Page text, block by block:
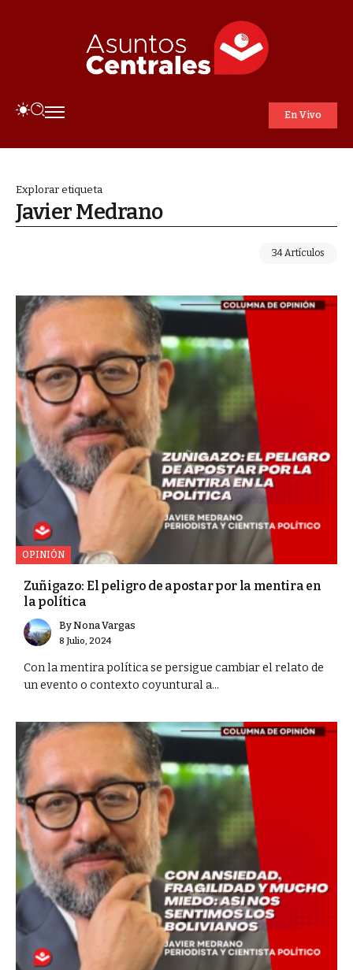
Explorar etiqueta
Javier Medrano
34 Artículos
OPINIÓN
Zuñigazo: El peligro de apostar por la mentira en
la política
ByNona Vargas
8 Julio, 2024
Con la mentira política se persigue cambiar el relato de
un evento o contexto coyuntural a...